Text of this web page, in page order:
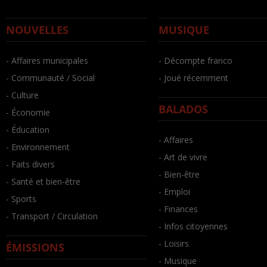
NOUVELLES
- Affaires municipales
- Communauté / Social
- Culture
- Économie
- Éducation
- Environnement
- Faits divers
- Santé et bien-être
- Sports
- Transport / Circulation
ÉMISSIONS
MUSIQUE
- Décompte franco
- Joué récemment
BALADOS
- Affaires
- Art de vivre
- Bien-être
- Emploi
- Finances
- Infos citoyennes
- Loisirs
- Musique